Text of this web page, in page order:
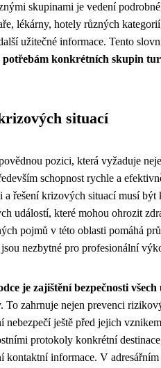
skupinami je vedení
lékárny, hotely různých
užitečné informace. Tento
potřebám konkrétních skupin
situací
pozici, která vyžaduje
schopnost rychle a
a řešení krizových situací musí
událostí, které mohou ohrozit
pojmů v této oblasti pomáhá
nezbytné pro profesionální
je zajištění bezpečnosti všech
To zahrnuje nejen prevenci
nebezpečí ještě před jejich
protokoly konkrétní
kontaktní informace. V